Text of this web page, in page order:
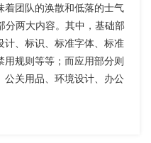
着团队的涣散和低落的士气
分两大内容。其中，基础部
计、标识、标准字体、标准
规则等等；而应用部分则
公关用品、环境设计、办公